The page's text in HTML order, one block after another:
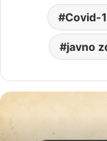
Covid-
javno